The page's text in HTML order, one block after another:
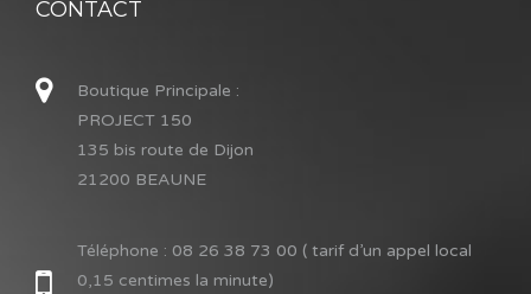
CONTACT
Boutique Principale :
PROJECT 150
135 bis route de Dijon
21200 BEAUNE
Téléphone : 08 26 38 73 00 ( tarif d’un appel local
0,15 centimes la minute)